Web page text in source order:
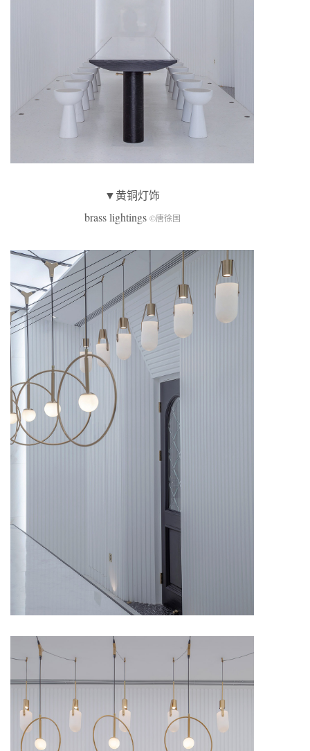
▼黄铜灯饰
brass lightings ©唐徐国